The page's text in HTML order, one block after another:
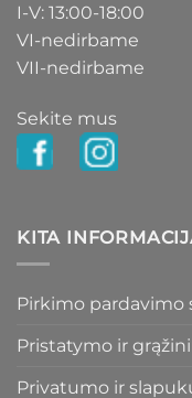
I-V: 13:00-18:00
VI-nedirbame
VII-nedirbame
Sekite mus
KITA
Pirkimo pardavimo
Pristatymo ir
Privatumo ir